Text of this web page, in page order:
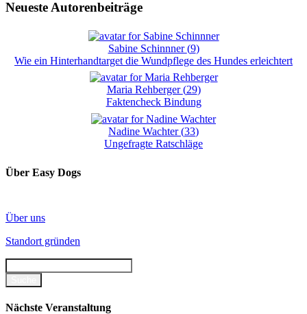
Neueste Autorenbeiträge
Sabine Schinnner(9)
Wie ein Hinterhandtarget die Wundpflege des Hundes erleichtert
Maria Rehberger(29)
Faktencheck Bindung
Nadine Wachter(33)
Ungefragte Ratschläge
Über Easy Dogs
Über uns
Standort gründen
Nächste Veranstaltung